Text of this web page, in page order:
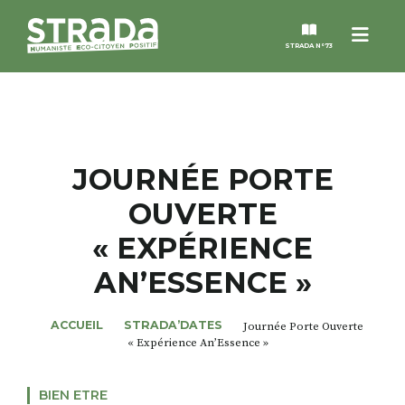
Menu
STRADA N°73
MAGAZINES
NOS THÈMES
STRADA’DATES
ALTER STRADA
JOURNÉE PORTE
OUVERTE
« EXPÉRIENCE
AN’ESSENCE »
ACCUEIL STRADA’DATES
Journée Porte Ouverte
« Expérience An’Essence »
BIEN ETRE